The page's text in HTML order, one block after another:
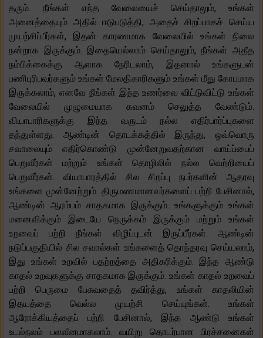
தரும். நீங்கள் எந்த வேலையைச் செய்தாலும், உங்கள்
அனைத்தையும் அதில் ஈடுபடுத்தி, அதைச் சிறப்பாகச் செய்ய
முயற்சிப்பீர்கள், இதன் காரணமாக வேலையில் உங்கள் நிலை
நன்றாக இருக்கும். இதையெல்லாம் செய்தாலும், நீங்கள் அதீத
நம்பிக்கைக்கு ஆளாக நேரிடலாம், இதனால் உங்களுடன்
பணிபுரிபவர்களும் உங்கள் மேலதிகாரிகளும் உங்கள் மீது கோபமாக
இருக்கலாம், எனவே நீங்கள் இந்த உணர்வை விட்டுவிட்டு உங்கள்
வேலையில் முழுமையாக கவனம் செலுத்த வேண்டும்.
வியாபாரிகளுக்கு இந்த வருடம் நல்ல எதிர்பார்ப்புகளை
தந்துள்ளது. ஆண்டின் தொடக்கத்தில் இருந்து, ஒவ்வொரு
சவாலையும் எதிர்கொண்டு முன்னேறுவதற்கான வாய்ப்பைப்
பெறுவீர்கள் மற்றும் உங்கள் தொழிலில் நல்ல வெற்றியைப்
பெறுவீர்கள். வியாபாரத்தில் சில சிறப்பு நபர்களின் ஆதரவு
உங்களை முன்னேற்றும். திருமணமானவர்களைப் பற்றி பேசினால்,
ஆண்டின் ஆரம்பம் சாதகமாக இருக்கும். உங்களுக்கும் உங்கள்
மனைவிக்கும் இடையே நெருக்கம் இருக்கும் மற்றும் உங்கள்
உறவைப் பற்றி நீங்கள் விழிப்புடன் இருப்பீர்கள். ஆண்டின்
நடுப்பகுதியில் சில சவால்கள் உங்களைத் தொந்தரவு செய்யலாம்,
இது உங்கள் உறவில் பதற்றத்தை அதிகரிக்கும். இந்த ஆண்டு
காதல் உறவுகளுக்கு சாதகமாக இருக்கும். உங்கள் காதல் உறவைப்
பற்றி பெருமை பேசுவதைத் தவிர்த்து, உங்கள் காதலியின்
இதயத்தை வெல்ல முயற்சி செய்யுங்கள். உங்கள்
ஆரோக்கியத்தைப் பற்றி பேசினால், இந்த ஆண்டு உங்கள்
உடல்நலம் பலவீனமாகலாம். வயிறு தொடர்பான பிரச்சனைகள்